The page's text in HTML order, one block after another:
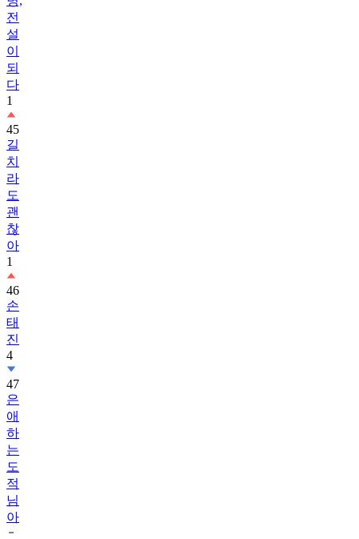
전
설
이
되
다
1
45
길
치
라
도
괜
찮
아
1
46
손
태
진
4
47
은
애
하
는
도
적
님
아